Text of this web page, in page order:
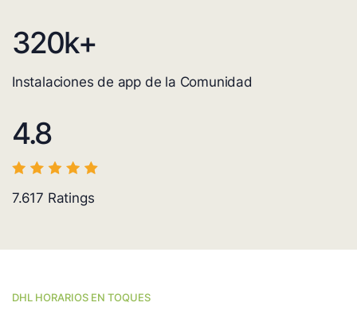
320k+
Instalaciones de app de la Comunidad
4.8
7.617 Ratings
DHL HORARIOS EN TOQUES